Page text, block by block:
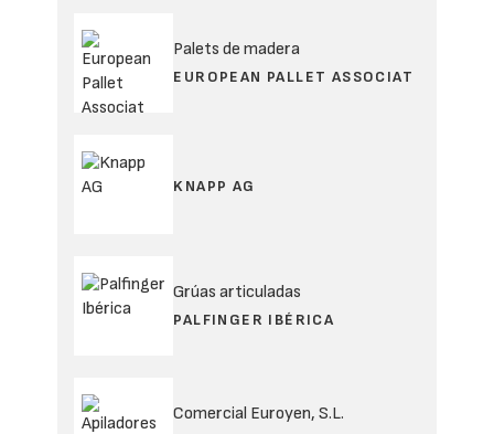
Palets de madera
EUROPEAN PALLET ASSOCIAT
KNAPP AG
Grúas articuladas
PALFINGER IBÉRICA
Comercial Euroyen, S.L.